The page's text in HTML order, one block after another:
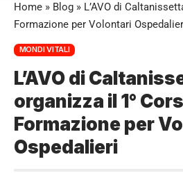
Home » Blog » L’AVO di
Formazione per Volontari
MONDI VITALI
L’AVO di
organizza il 1°
Formazione per
Ospedalieri